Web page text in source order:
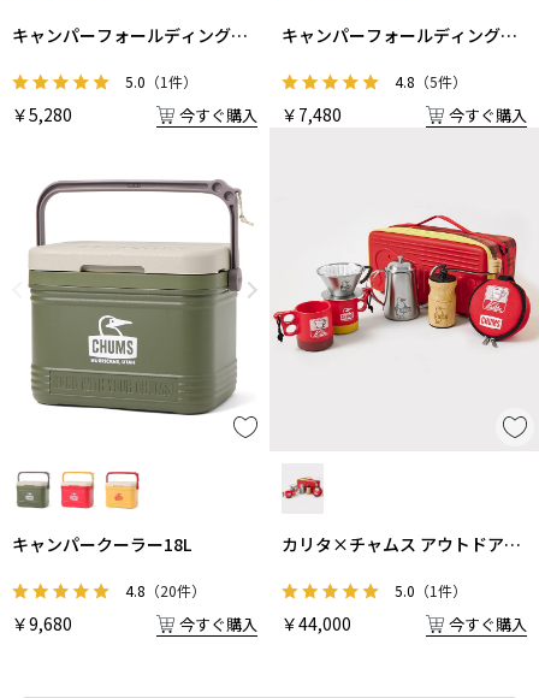
キャンパーフォールディングコ
5.0 （1件）
￥5,280 今すぐ購入
キャンパーフォールディングコ
4.8 （5件）
￥7,480 今すぐ購入
キャンパークーラー18L
4.8 （20件）
￥9,680 今すぐ購入
カリタ×チャムス アウトドアコ
5.0 （1件）
￥44,000 今すぐ購入